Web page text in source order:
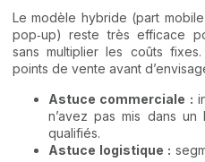
Le modèle hybride (part
pop‑up) reste très efficace
sans multiplier les coûts
points de vente avant
Astuce commerciale :
n’avez pas mis dans
qualifiés.
Astuce logistique :